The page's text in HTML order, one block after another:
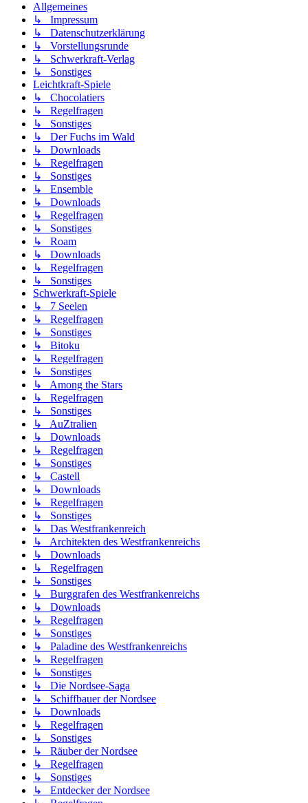
Allgemeines
↳ Impressum
↳ Datenschutzerklärung
↳ Vorstellungsrunde
↳ Schwerkraft-Verlag
↳ Sonstiges
Leichtkraft-Spiele
↳ Chocolatiers
↳ Regelfragen
↳ Sonstiges
↳ Der Fuchs im Wald
↳ Downloads
↳ Regelfragen
↳ Sonstiges
↳ Ensemble
↳ Downloads
↳ Regelfragen
↳ Sonstiges
↳ Roam
↳ Downloads
↳ Regelfragen
↳ Sonstiges
Schwerkraft-Spiele
↳ 7 Seelen
↳ Regelfragen
↳ Sonstiges
↳ Bitoku
↳ Regelfragen
↳ Sonstiges
↳ Among the Stars
↳ Regelfragen
↳ Sonstiges
↳ AuZtralien
↳ Downloads
↳ Regelfragen
↳ Sonstiges
↳ Castell
↳ Downloads
↳ Regelfragen
↳ Sonstiges
↳ Das Westfrankenreich
↳ Architekten des Westfrankenreichs
↳ Downloads
↳ Regelfragen
↳ Sonstiges
↳ Burggrafen des Westfrankenreichs
↳ Downloads
↳ Regelfragen
↳ Sonstiges
↳ Paladine des Westfrankenreichs
↳ Regelfragen
↳ Sonstiges
↳ Die Nordsee-Saga
↳ Schiffbauer der Nordsee
↳ Downloads
↳ Regelfragen
↳ Sonstiges
↳ Räuber der Nordsee
↳ Regelfragen
↳ Sonstiges
↳ Entdecker der Nordsee